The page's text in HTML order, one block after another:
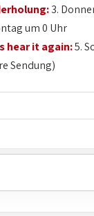
3.
um 0 Uhr
hear it again:5.
Sendung)